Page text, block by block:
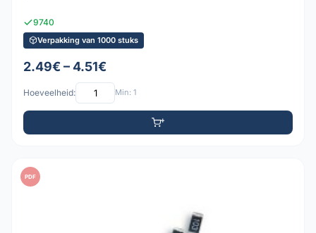
9740
Verpakking van 1000 stuks
2.49€ – 4.51€
Hoeveelheid: Min: 1
PDF